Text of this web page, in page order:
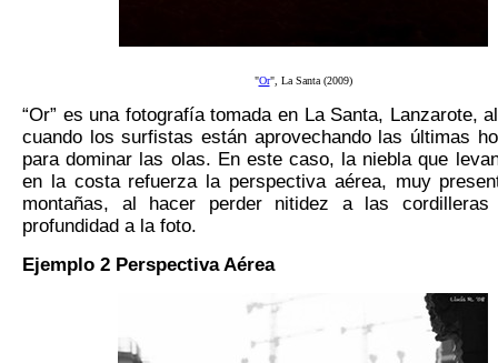
"Or", La Santa (2009)
“Or” es una fotografía tomada en La Santa, Lanzarote,
cuando los surfistas están aprovechando las últimas
para dominar las olas. En este caso, la niebla que
en la costa refuerza la perspectiva aérea, muy
montañas, al hacer perder nitidez a las cordilleras
profundidad a la foto.
Ejemplo 2 PerspectivaAérea